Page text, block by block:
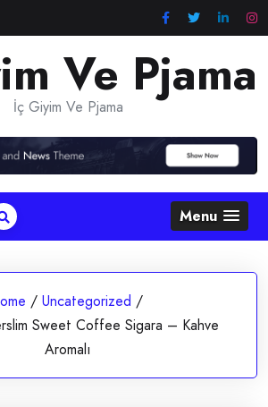
Ve Pjama
İç Giyim Ve Pjama
Menu
/ Uncategorized /
Sweet Coffee Sigara – Kahve
Aromalı